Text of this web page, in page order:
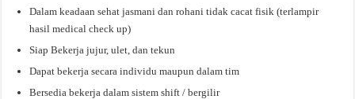
Dalam keadaan sehat jasmani dan rohani tidak cacat fisik (terlampir
hasil medical check up)
Siap Bekerja jujur, ulet, dan tekun
Dapat bekerja secara individu maupun dalam tim
Bersedia bekerja dalam sistem shift / bergilir